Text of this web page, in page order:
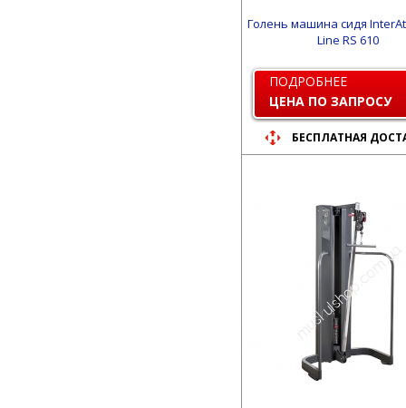
Голень машина сидя
Line RS 610
ПОДРОБНЕЕ
ЦЕНА ПО ЗАПРОСУ
БЕСПЛАТНАЯ